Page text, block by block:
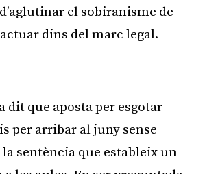
el sobiranisme de
dins del marc legal.
dit que aposta per esgotar
per arribar al juny sense
la sentència que estableix un